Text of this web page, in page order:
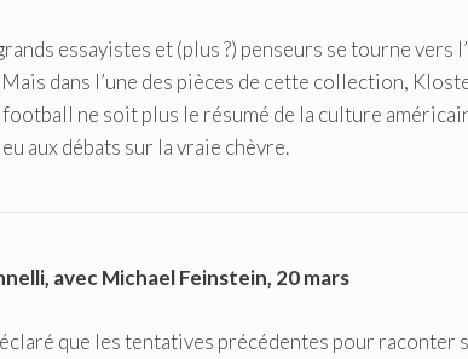
grands essayistes et (plus ?) penseurs se tourne
dans l’une des pièces de cette collection,
ne soit plus le résumé de la culture
aux débats sur la vraie chèvre.
avec Michael Feinstein, 20 mars
que les tentatives précédentes pour raconter